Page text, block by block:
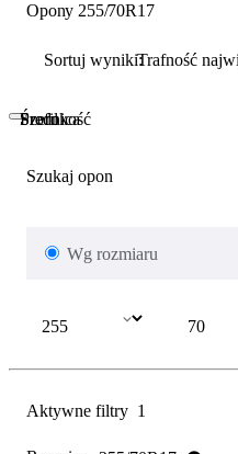
Opony 255/70R17
Sortuj wyniki:
Szukaj opon
Wg rozmiaru
Szerokość
Profil
Średnica
Aktywne filtry 1